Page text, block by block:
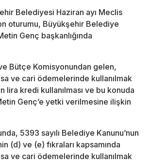
Belediyesi Haziran ayı Meclis
oturumu, Büyükşehir Belediye
Genç başkanlığında
Bütçe Komisyonundan gelen,
ve cari ödemelerinde kullanılmak
lira kredi kullanılması ve bu konuda
Genç’e yetki verilmesine ilişkin
5393 sayılı Belediye Kanunu’nun
(d) ve (e) fıkraları kapsamında
ve cari ödemelerinde kullanılmak